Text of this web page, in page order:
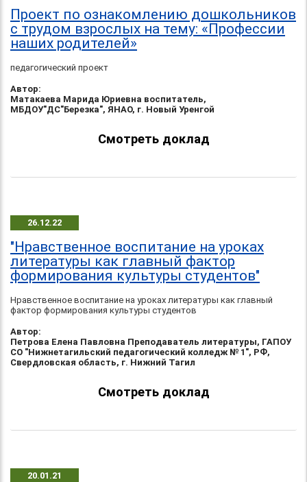
Проект по ознакомлению дошкольников
с трудом взрослых на тему: «Профессии
наших родителей»
педагогический проект
Автор:
Матакаева Марида Юриевна воспитатель,
МБДОУ"ДС"Березка", ЯНАО, г. Новый Уренгой
Смотреть доклад
26.12.22
"Нравственное воспитание на уроках
литературы как главный фактор
формирования культуры студентов"
Нравственное воспитание на уроках литературы как главный
фактор формирования культуры студентов
Автор:
Петрова Елена Павловна Преподаватель литературы, ГАПОУ
СО "Нижнетагильский педагогический колледж № 1", РФ,
Свердловская область, г. Нижний Тагил
Смотреть доклад
20.01.21